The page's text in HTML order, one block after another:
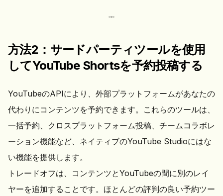
方法2：サードパーティツールを使用
してYouTube Shortsを予約投稿する
YouTubeのAPIにより、外部プラットフォームがあなたの
代わりにコンテンツを予約できます。これらのツールは、
一括予約、クロスプラットフォーム投稿、チームコラボレ
ーション機能など、ネイティブのYouTube Studioにはな
い機能を提供します。
トレードオフは、コンテンツとYouTubeの間に別のレイ
ヤーを追加することです。ほとんどの評判の良い予約ツー